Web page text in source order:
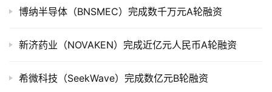
创
学
博纳半导体（BNSMEC）完成数千万元A轮融资
新济药业（NOVAKEN）完成近亿元人民币A轮融资
希微科技（SeekWave）完成数亿元B轮融资